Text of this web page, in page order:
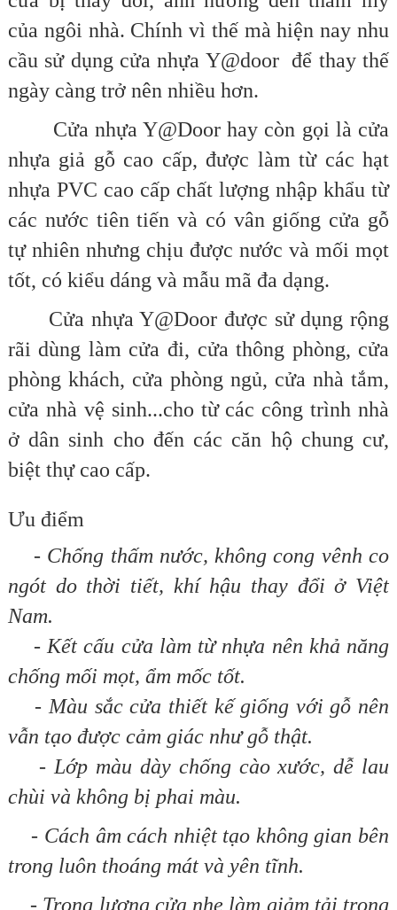
của ngôi nhà. Chính vì thế mà hiện nay nhu
cầu sử dụng cửa nhựa Y@door để thay thế
ngày càng trở nên nhiều hơn.
Cửa nhựa Y@Door hay còn gọi là cửa
nhựa giả gỗ cao cấp, được làm từ các hạt
nhựa PVC cao cấp chất lượng nhập khẩu từ
các nước tiên tiến và có vân giống cửa gỗ
tự nhiên nhưng chịu được nước và mối mọt
tốt, có kiểu dáng và mẫu mã đa dạng.
Cửa nhựa Y@Door được sử dụng rộng
rãi dùng làm cửa đi, cửa thông phòng, cửa
phòng khách, cửa phòng ngủ, cửa nhà tắm,
cửa nhà vệ sinh...cho từ các công trình nhà
ở dân sinh cho đến các căn hộ chung cư,
biệt thự cao cấp.
Ưu điểm
- Chống thấm nước, không cong vênh co
ngót do thời tiết, khí hậu thay đổi ở Việt
Nam.
- Kết cấu cửa làm từ nhựa nên khả năng
chống mối mọt, ẩm mốc tốt.
- Màu sắc cửa thiết kế giống với gỗ nên
vẫn tạo được cảm giác như gỗ thật.
- Lớp màu dày chống cào xước, dễ lau
chùi và không bị phai màu.
- Cách âm cách nhiệt tạo không gian bên
trong luôn thoáng mát và yên tĩnh.
- Trọng lượng cửa nhẹ làm giảm tải trọng